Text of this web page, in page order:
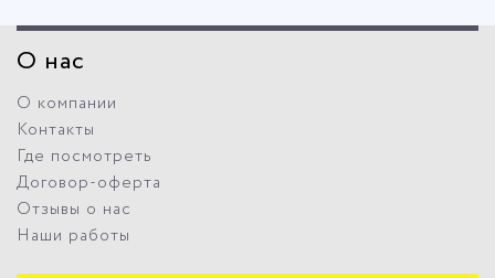
О нас
О компании
Контакты
Где посмотреть
Договор-оферта
Отзывы о нас
Наши работы